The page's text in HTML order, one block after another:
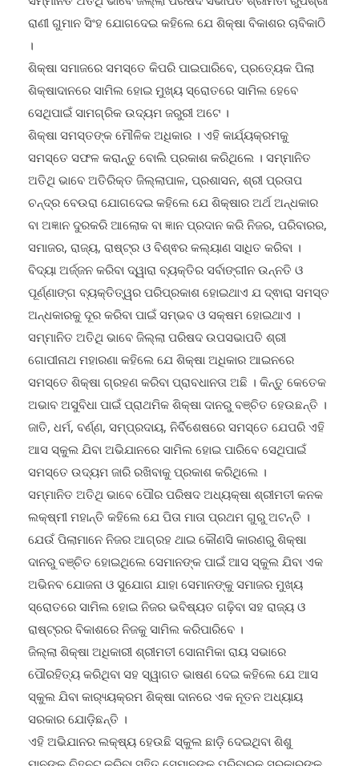
ସମ୍ମାନିତ ଅତିଥି ଭାବେ ଜିଲ୍ଲା ପରିଷଦ ସଭାପତି ଶ୍ରୀମତୀ ରୁପଶ୍ରୀ
ରାଣୀ ଗୁମାନ ସିଂହ ଯୋଗଦେଇ କହିଲେ ଯେ ଶିକ୍ଷା ବିକାଶର ଚାବିକାଠି
।
ଶିକ୍ଷା ସମାଜରେ ସମସ୍ତେ କିପରି ପାଇପାରିବେ, ପ୍ରତ୍ୟେକ ପିଲା
ଶିକ୍ଷାଦାନରେ ସାମିଲ ହୋଇ ମୁଖ୍ୟ ସ୍ରୋତରେ ସାମିଲ ହେବେ
ସେଥିପାଇଁ ସାମଗ୍ରିକ ଉଦ୍ୟମ ଜରୁରୀ ଅଟେ ।
ଶିକ୍ଷା ସମସ୍ତଙ୍କ ମୌଳିକ ଅଧିକାର । ଏହି କାର୍ଯ୍ୟକ୍ରମକୁ
ସମସ୍ତେ ସଫଳ କରାନ୍ତୁ ବୋଲି ପ୍ରକାଶ କରିଥିଲେ । ସମ୍ମାନିତ
ଅତିଥି ଭାବେ ଅତିରିକ୍ତ ଜିଲ୍ଲାପାଳ, ପ୍ରଶାସନ, ଶ୍ରୀ ପ୍ରତାପ
ଚନ୍ଦ୍ର ବେଉରା ଯୋଗଦେଇ କହିଲେ ଯେ ଶିକ୍ଷାର ଅର୍ଥ ଅନ୍ଧକାର
ବା ଅଜ୍ଞାନ ଦୁରକରି ଆଲୋକ ବା ଜ୍ଞାନ ପ୍ରଦାନ କରି ନିଜର, ପରିବାରର,
ସମାଜର, ରାଜ୍ୟ, ରାଷ୍ଟ୍ର ଓ ବିଶ୍ଵର କଲ୍ୟାଣ ସାଧିତ କରିବା ।
ବିଦ୍ୟା ଅର୍ଜ୍ଜନ କରିବା ଦ୍ୱାରା ବ୍ୟକ୍ତିର ସର୍ବାଙ୍ଗୀନ ଉନ୍ନତି ଓ
ପୂର୍ଣ୍ଣାଙ୍ଗ ବ୍ୟକ୍ତିତ୍ୱର ପରିପ୍ରକାଶ ହୋଇଥାଏ ଯ ଦ୍ଵାରା ସମସ୍ତ
ଅନ୍ଧକାରକୁ ଦୂର କରିବା ପାଇଁ ସମ୍ଭବ ଓ ସକ୍ଷମ ହୋଇଥାଏ ।
ସମ୍ମାନିତ ଅତିଥି ଭାବେ ଜିଲ୍ଲା ପରିଷଦ ଉପସଭାପତି ଶ୍ରୀ
ଗୋପୀନାଥ ମହାରଣା କହିଲେ ଯେ ଶିକ୍ଷା ଅଧିକାର ଆଇନରେ
ସମସ୍ତେ ଶିକ୍ଷା ଗ୍ରହଣ କରିବା ପ୍ରାବଧାନତା ଅଛି । କିନ୍ତୁ କେତେକ
ଅଭାବ ଅସୁବିଧା ପାଇଁ ପ୍ରାଥମିକ ଶିକ୍ଷା ଦାନରୁ ବଞ୍ଚିତ ହେଉଛନ୍ତି ।
ଜାତି, ଧର୍ମ, ବର୍ଣ୍ଣ, ସମ୍ପ୍ରଦାୟ, ନିର୍ବିଶେଷରେ ସମସ୍ତେ ଯେପରି ଏହି
ଆସ ସ୍କୁଲ ଯିବା ଅଭିଯାନରେ ସାମିଲ ହୋଇ ପାରିବେ ସେଥିପାଇଁ
ସମସ୍ତେ ଉଦ୍ୟମ ଜାରି ରଖିବାକୁ ପ୍ରକାଶ କରିଥିଲେ ।
ସମ୍ମାନିତ ଅତିଥି ଭାବେ ପୌର ପରିଷଦ ଅଧ୍ୟକ୍ଷା ଶ୍ରୀମତୀ କନକ
ଲକ୍ଷ୍ମୀ ମହାନ୍ତି କହିଲେ ଯେ ପିତା ମାତା ପ୍ରଥମ ଗୁରୁ ଅଟନ୍ତି ।
ଯେଉଁ ପିଲାମାନେ ନିଜର ଆଗ୍ରହ ଥାଇ କୌଣସି କାରଣରୁ ଶିକ୍ଷା
ଦାନରୁ ବଞ୍ଚିତ ହୋଇଥିଲେ ସେମାନଙ୍କ ପାଇଁ ଆସ ସ୍କୁଲ ଯିବା ଏକ
ଅଭିନବ ଯୋଜନା ଓ ସୁଯୋଗ ଯାହା ସେମାନଙ୍କୁ ସମାଜର ମୁଖ୍ୟ
ସ୍ରୋତରେ ସାମିଲ ହୋଇ ନିଜର ଭବିଷ୍ୟତ ଗଢ଼ିବା ସହ ରାଜ୍ୟ ଓ
ରାଷ୍ଟ୍ରର ବିକାଶରେ ନିଜକୁ ସାମିଲ କରିପାରିବେ ।
ଜିଲ୍ଲା ଶିକ୍ଷା ଅଧିକାରୀ ଶ୍ରୀମତୀ ସୋନାମିକା ରାୟ ସଭାରେ
ପୌରହିତ୍ୟ କରିଥିବା ସହ ସ୍ୱାଗତ ଭାଷଣ ଦେଇ କହିଲେ ଯେ ଆସ
ସ୍କୁଲ ଯିବା କାର‌୍ୟ୍ୟକ୍ରମ ଶିକ୍ଷା ଦାନରେ ଏକ ନୂତନ ଅଧ୍ୟାୟ
ସରକାର ଯୋଡ଼ିଛନ୍ତି ।
ଏହି ଅଭିଯାନର ଲକ୍ଷ୍ୟ ହେଉଛି ସ୍କୁଲ ଛାଡ଼ି ଦେଇଥିବା ଶିଶୁ